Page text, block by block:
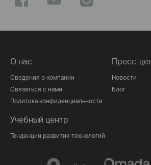
О нас
Сведения о компании
Связаться с нами
Политика конфиденциальности
Пресс-
Новости
Блог
Учебный центр
Тенденции развития технологий